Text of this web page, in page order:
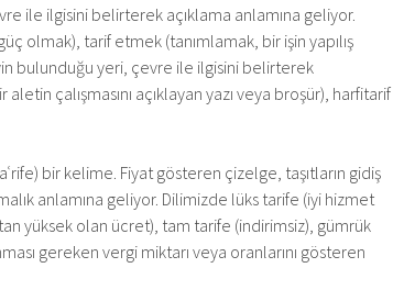
ile ilgisini belirterek açıklama anlamına geliyor.
olmak), tarif etmek (tanımlamak, bir işin yapılış
bulunduğu yeri, çevre ile ilgisini belirterek
aletin çalışmasını açıklayan yazı veya broşür), harfitarif
bir kelime. Fiyat gösteren çizelge, taşıtların gidiş
anlamına geliyor. Dilimizde lüks tarife (iyi hizmet
yüksek olan ücret), tam tarife (indirimsiz), gümrük
gereken vergi miktarı veya oranlarını gösteren